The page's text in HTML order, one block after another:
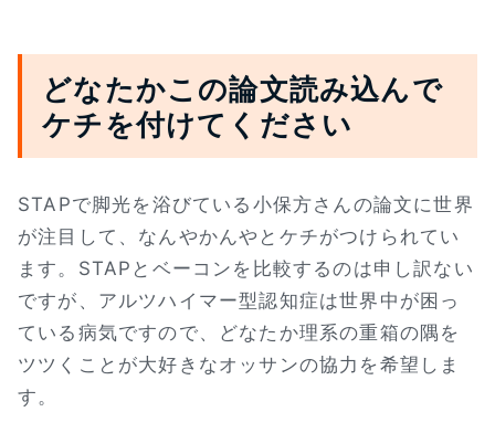
どなたかこの論文読み込んで
ケチを付けてください
STAPで脚光を浴びている小保方さんの論文に世界
が注目して、なんやかんやとケチがつけられてい
ます。STAPとベーコンを比較するのは申し訳ない
ですが、アルツハイマー型認知症は世界中が困っ
ている病気ですので、どなたか理系の重箱の隅を
ツツくことが大好きなオッサンの協力を希望しま
す。